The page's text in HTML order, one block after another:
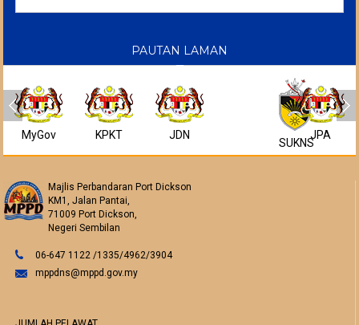
PAUTAN LAMAN
MyGov KPKT JDN
SUKNS
JPA
Majlis Perbandaran Port Dickson
KM1, Jalan Pantai,
71009 Port Dickson,
Negeri Sembilan
06-647 1122 /1335/4962/3904
mppdns@mppd.gov.my